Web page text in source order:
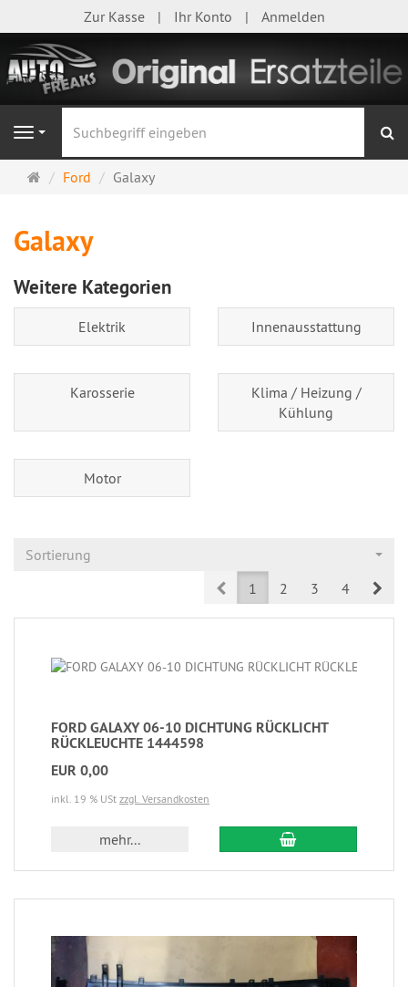
Zur Kasse Ihr Konto Anmelden
Navigation
Startseite
Ford Galaxy
Galaxy
Weitere Kategorien
Elektrik Innenausstattung
Karosserie
Klima / Heizung /
Kühlung
Motor
Sortierung
Prev1 2 3 4
FORD GALAXY 06-10 DICHTUNG RÜCKLICHT
RÜCKLEUCHTE 1444598
EUR 0,00
inkl. 19 % USt zzgl. Versandkosten
mehr...